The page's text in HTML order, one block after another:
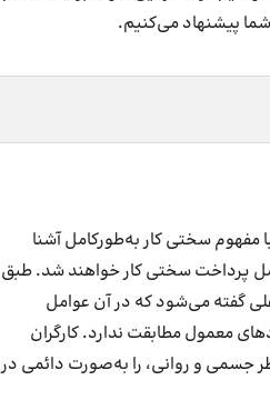
پیشنهاد می‌کنیم.
مفهوم سختی کار به‌طورکامل آشنا
پرداخت سختی کار خواهند شد. طبق
به مشاغلی گفته می‌شود که در آن عوامل
معمول مطابقت ندارد. کارگران
جسمی و روانی، را به‌صورت دائمی در